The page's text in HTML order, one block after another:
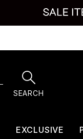
SEARCH
EXCLUSIVE